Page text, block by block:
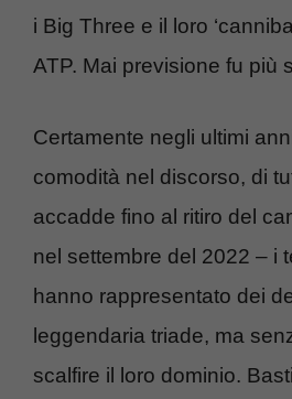
i Big Three e il loro
ATP. Mai previsione fu più
Certamente negli ultimi
comodità nel discorso, di
accadde fino al ritiro del
nel settembre del 2022 – i
hanno rappresentato dei
leggendaria triade, ma
scalfire il loro dominio.